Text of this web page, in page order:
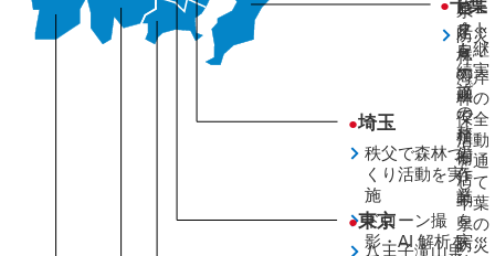
施
ビ
オ
ト
ー
プ
の
整
備
作
業
ジェ
クト
を継
続実
施
県
足
尾
の
山
で
植
樹
活
動
を
実
●千葉
防災
林・
海岸
林の
保全
活動
を通
じて
千葉
県の
防災
●埼玉
秩父で森林づ
くり活動を実
施
ドローン撮
影・AI 解析を
●東京
八王子滝山里